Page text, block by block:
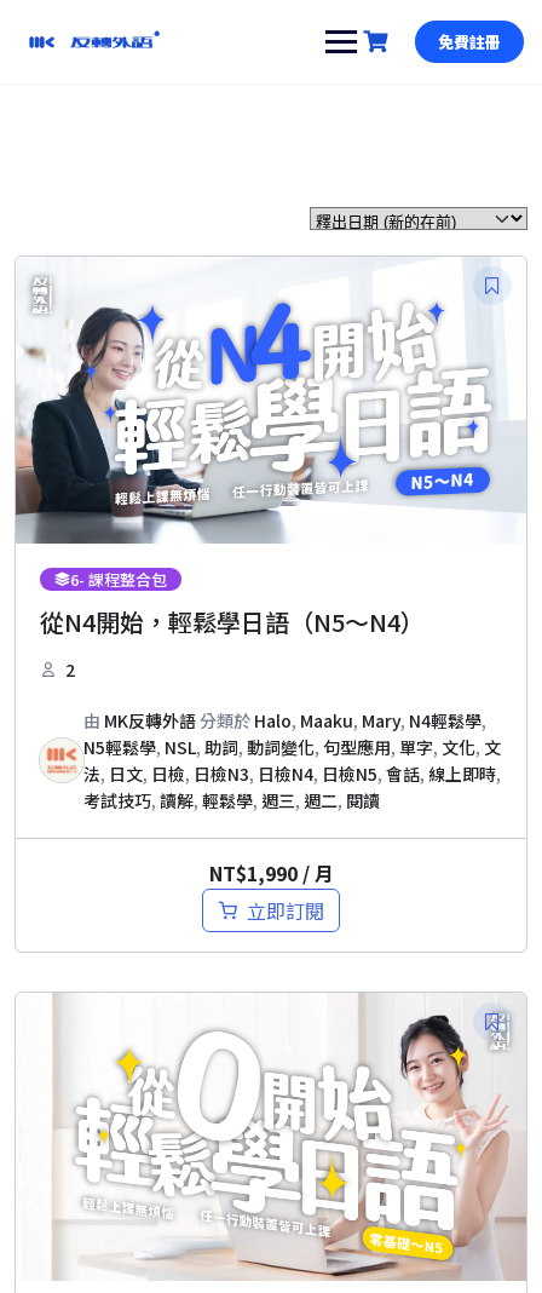
免費註冊
6- 課程整合包
從N4開始，輕鬆學日語（N5～N4）
2
由 MK反轉外語分類於 Halo, Maaku, Mary, N4輕鬆學,
N5輕鬆學, NSL, 助詞, 動詞變化, 句型應用, 單字, 文化, 文
法, 日文, 日檢, 日檢N3, 日檢N4, 日檢N5, 會話, 線上即時,
考試技巧, 讀解, 輕鬆學, 週三, 週二, 閱讀
NT$1,990 / 月
立即訂閱